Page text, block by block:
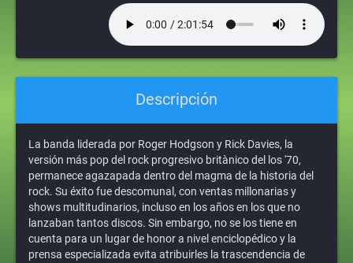
Descripción
La banda liderada por Roger Hodgson y Rick Davies, la
versión más pop del rock progresivo britànico del los '70,
permanece agazapada dentro del magma de la historia del
rock. Su éxito fue descomunal, con ventas millonarias y
shows multitudinarios, incluso en los años en los que no
lanzaban tantos discos. Sin embargo, no se los tiene en
cuenta para un lugar de honor a nivel enciclopédico y la
prensa especializada evita atribuirles la trascendencia de